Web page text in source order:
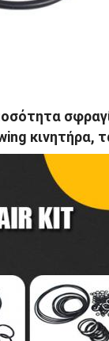
κινητήρα,